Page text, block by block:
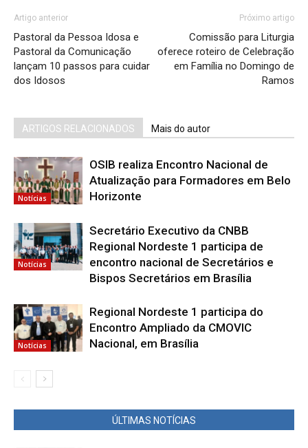
Artigo anterior
Pastoral da Pessoa Idosa e
Pastoral da Comunicação
lançam 10 passos para cuidar
dos Idosos
Próximo artigo
Comissão para Liturgia
oferece roteiro de Celebração
em Família no Domingo de
Ramos
ARTIGOS RELACIONADOS Mais do autor
Notícias
OSIB realiza Encontro Nacional de
Atualização para Formadores em Belo
Horizonte
Notícias
Secretário Executivo da CNBB
Regional Nordeste 1 participa de
encontro nacional de Secretários e
Bispos Secretários em Brasília
Notícias
Regional Nordeste 1 participa do
Encontro Ampliado da CMOVIC
Nacional, em Brasília
ÚLTIMAS NOTÍCIAS